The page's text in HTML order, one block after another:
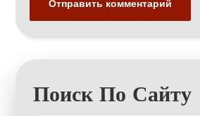
Поиск По Сайту